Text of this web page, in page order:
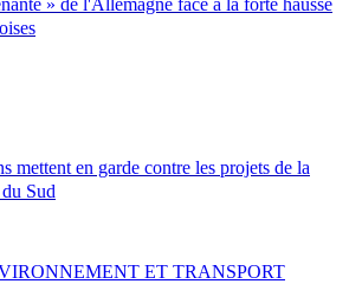
» de l'Allemagne face à la forte hausse
mettent en garde contre les projets de la
Sud
ET TRANSPORT